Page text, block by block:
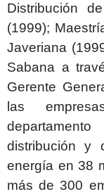
Distribución
(1999);
Javeriana
Sabana a
Gerente
las
distribución y
energía en 38
más de 300